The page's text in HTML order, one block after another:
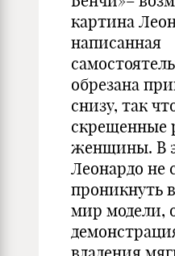
картина
написанная
обрезана
снизу, так
скрещенные
женщины. В
Леонардо не
проникнуть
мир модели,